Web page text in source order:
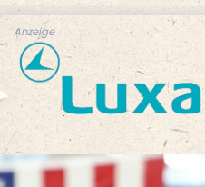
Anzeige